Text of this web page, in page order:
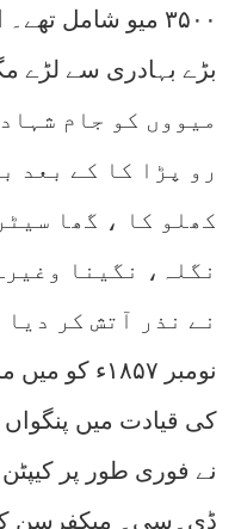
۳۵۰۰ میو شامل
میووں کو جام شہادت
رو پڑا کا کے بعد
کھلو کا ، گھا
نگلہ، نگینا
نے نذر آتش کر دیا ۔(
کی قیادت میں پنگواں
نے فوری طور پر
ڈی۔سی۔ میکفرسن کے